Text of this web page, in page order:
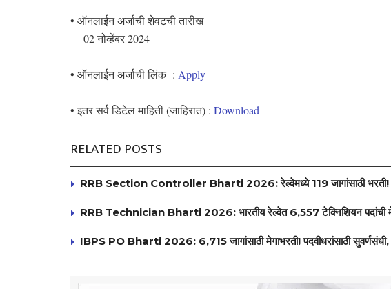
• ऑनलाईन अर्जाची शेवटची तारीख
02 नोव्हेंबर 2024
• ऑनलाईन अर्जाची लिंक : Apply
• इतर सर्व डिटेल माहिती (जाहिरात) : Download
RELATED POSTS
RRB Section Controller Bharti 2026: रेल्वेमध्ये 119 जागांसाठी भरती!
RRB Technician Bharti 2026: भारतीय रेल्वेत 6,557 टेक्निशियन पदांची
IBPS PO Bharti 2026: 6,715 जागांसाठी मेगाभरती! पदवीधरांसाठी सुवर्णसंधी,